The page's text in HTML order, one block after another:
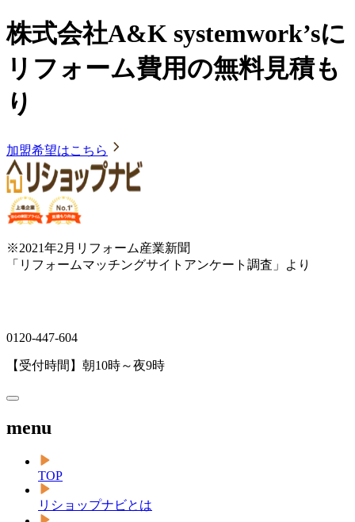
株式会社A&K systemwork’sに
リフォーム費用の無料見積も
り
加盟希望はこちら
※2021年2月リフォーム産業新聞
「リフォームマッチングサイトアンケート調査」より
0120-447-604
【受付時間】朝10時～夜9時
menu
TOP
リショップナビとは